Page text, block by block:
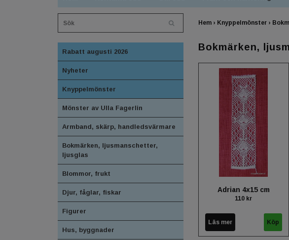
Rabatt augusti 2026
Nyheter
Knyppelmönster
Mönster av Ulla Fagerlin
Armband, skärp, handledsvärmare
Bokmärken, ljusmanschetter,
ljusglas
Blommor, frukt
Djur, fåglar, fiskar
Figurer
Hus, byggnader
Hem › Knyppelmönster ›
Bokmärken,
Adrian 4x15 cm
110 kr
Läs mer